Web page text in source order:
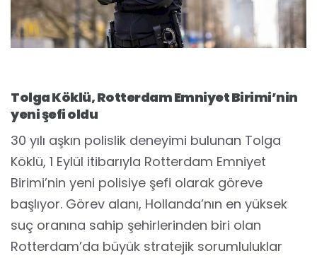
Tolga Köklü, Rotterdam Emniyet Birimi’nin
yeni şefi oldu
30 yılı aşkın polislik deneyimi bulunan Tolga
Köklü, 1 Eylül itibarıyla Rotterdam Emniyet
Birimi’nin yeni polisiye şefi olarak göreve
başlıyor. Görev alanı, Hollanda’nın en yüksek
suç oranına sahip şehirlerinden biri olan
Rotterdam’da büyük stratejik sorumluluklar